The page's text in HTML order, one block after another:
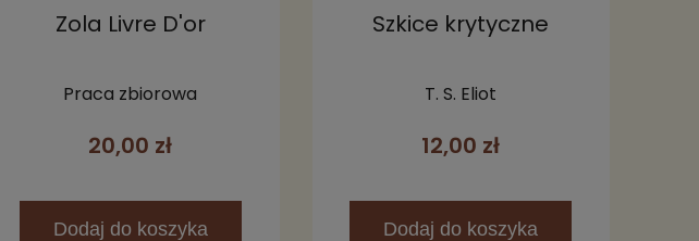
Zola Livre D'or
Praca zbiorowa
20,00 zł
Dodaj do koszyka
Szkice krytyczne
T. S. Eliot
12,00 zł
Dodaj do koszyka